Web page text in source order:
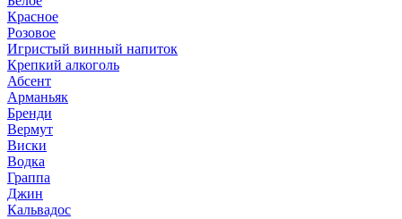
Красное
Розовое
Игристый винный напиток
Крепкий алкоголь
Абсент
Арманьяк
Бренди
Вермут
Виски
Водка
Граппа
Джин
Кальвадос